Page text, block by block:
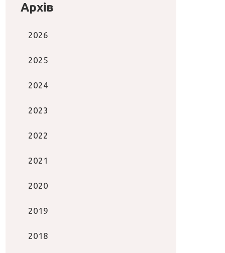
Архів
2026
2025
2024
2023
2022
2021
2020
2019
2018